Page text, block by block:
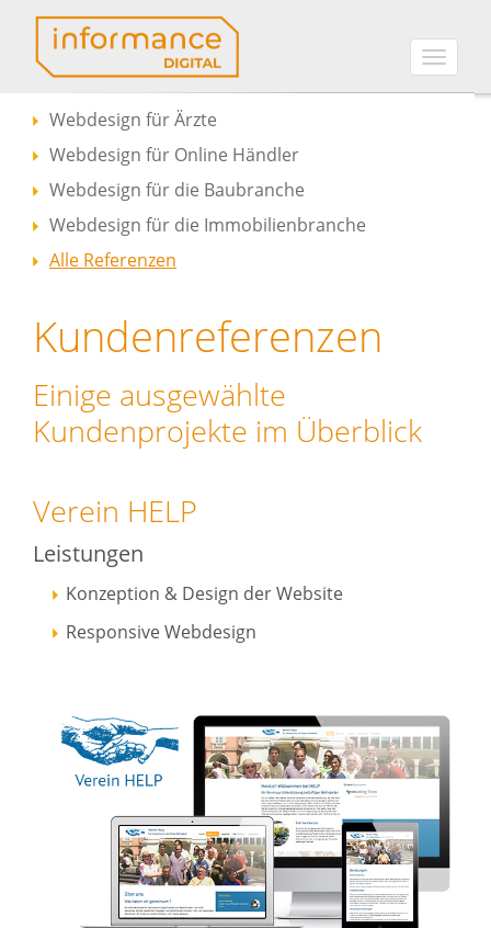
Toggle
Webdesign für Ärzte
Webdesign für Online Händler
Webdesign für die Baubranche
Webdesign für die Immobilienbranche
Alle Referenzen
Kundenreferenzen
Einige ausgewählte
Kundenprojekte im Überblick
Verein HELP
Leistungen
Konzeption & Design der Website
Responsive Webdesign